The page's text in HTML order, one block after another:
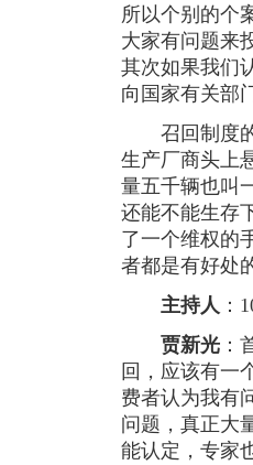
所以个别的个
大家有问题来
其次如果我们
向国家有关部
召回制度的
生产厂商头上
量五千辆也叫
还能不能生存
了一个维权的
者都是有好处
主持人 ：
贾新光 ：
回，应该有一
费者认为我有
问题，真正大
能认定，专家